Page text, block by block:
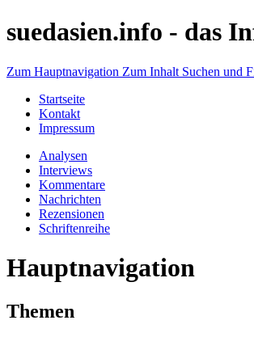
suedasien.info - das
Zum Hauptnavigation Zum Inhalt Suchen und
Startseite
Kontakt
Impressum
Analysen
Interviews
Kommentare
Nachrichten
Rezensionen
Schriftenreihe
Hauptnavigation
Themen